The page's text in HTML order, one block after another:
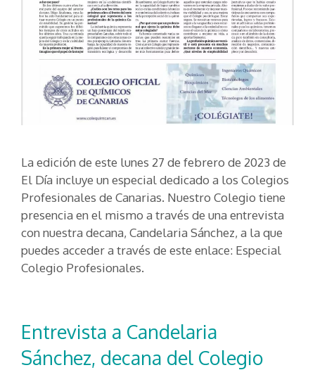
La edición de este lunes 27 de febrero de 2023 de
El Día incluye un especial dedicado a los Colegios
Profesionales de Canarias. Nuestro Colegio tiene
presencia en el mismo a través de una entrevista
con nuestra decana, Candelaria Sánchez, a la que
puedes acceder a través de este enlace: Especial
Colegio Profesionales.
Entrevista a Candelaria
Sánchez, decana del Colegio